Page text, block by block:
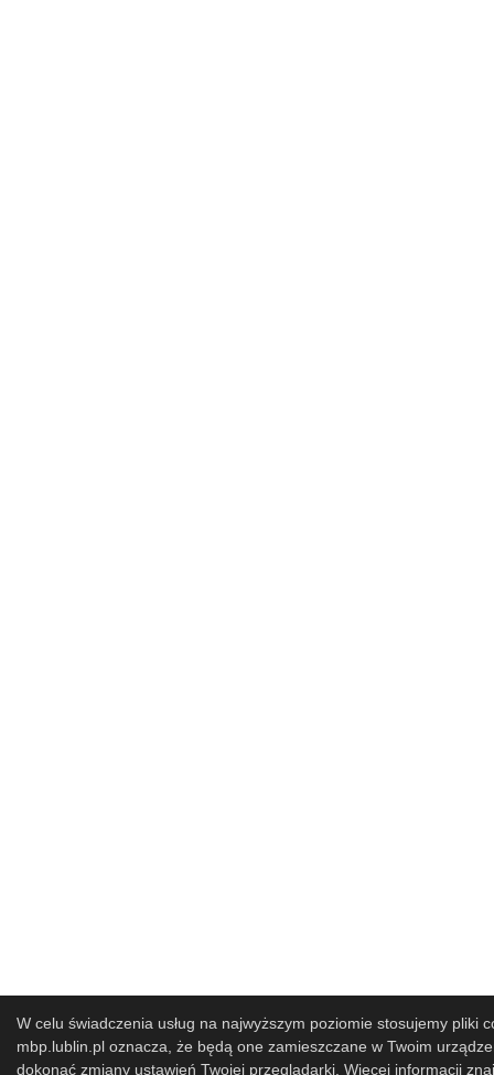
W celu świadczenia usług na najwyższym poziomie stosujemy pliki
mbp.lublin.pl oznacza, że będą one zamieszczane w Twoim
dokonać zmiany ustawień Twojej przeglądarki. Więcej informacji